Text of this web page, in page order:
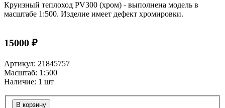
Круизный теплоход PV300 (хром) - выполнена модель в
масштабе 1:500. Изделие имеет дефект хромировки.
15000 ₽
Артикул: 21845757
Масштаб: 1:500
Наличие: 1 шт
В корзину